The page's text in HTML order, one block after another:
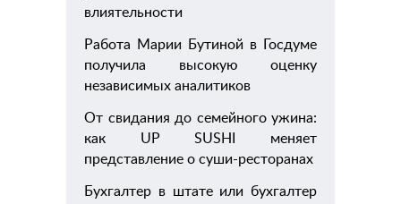
влиятельности
Работа Марии Бутиной в Госдуме
получила высокую оценку
независимых аналитиков
От свидания до семейного ужина:
как UP SUSHI меняет
представление о суши-ресторанах
Бухгалтер в штате или бухгалтер